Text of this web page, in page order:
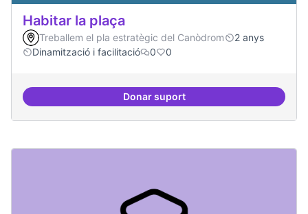
Habitar la plaça
Treballem el pla estratègic del Canòdrom
2 anys
Dinamització i facilitació
0 0
Donar suportHabitar la plaça